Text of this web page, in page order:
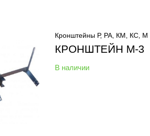
Кронштейны Р, РА, КМ, КС, М
КРОНШТЕЙН М-3
В наличии